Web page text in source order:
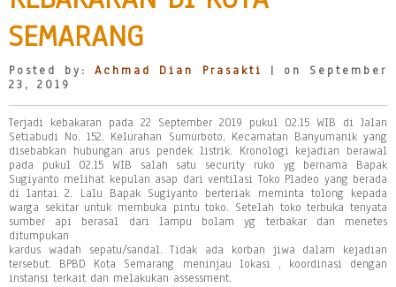
SEMARANG
Posted by:Achmad Dian Prasakti
| on September
23, 2019
Terjadi kebakaran pada 22 September 2019 pukul 02.15 WIB di Jalan
Setiabudi No. 152, Kelurahan Sumurboto, Kecamatan Banyumanik yang
disebabkan hubungan arus pendek listrik. Kronologi kejadian berawal
pada pukul 02.15 WIB salah satu security ruko yg bernama Bapak
Sugiyanto melihat kepulan asap dari ventilasi Toko Pladeo yang berada
di lantai 2. Lalu Bapak Sugiyanto berteriak meminta tolong kepada
warga sekitar untuk membuka pintu toko. Setelah toko terbuka tenyata
sumber api berasal dari lampu bolam yg terbakar dan menetes
ditumpukan
kardus wadah sepatu/sandal. Tidak ada korban jiwa dalam kejadian
tersebut. BPBD Kota Semarang meninjau lokasi , koordinasi dengan
instansi terkait dan melakukan assessment.